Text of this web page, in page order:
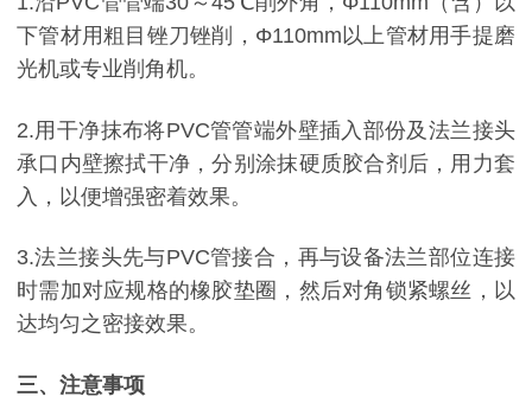
下管材用粗目锉刀锉削，Φ110mm以上管材用手提磨
光机或专业削角机。
2.用干净抹布将PVC管管端外壁插入部份及法兰接头
承口内壁擦拭干净，分别涂抹硬质胶合剂后，用力套
入，以便增强密着效果。
3.法兰接头先与PVC管接合，再与设备法兰部位连接
时需加对应规格的橡胶垫圈，然后对角锁紧螺丝，以
达均匀之密接效果。
三、注意事项